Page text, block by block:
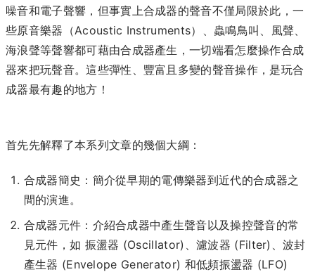
噪音和電子聲響，但事實上合成器的聲音不僅局限於此，一
些原音樂器（Acoustic Instruments）、蟲鳴鳥叫、風聲、
海浪聲等聲響都可藉由合成器產生，一切端看怎麼操作合成
器來把玩聲音。這些彈性、豐富且多變的聲音操作，是玩合
成器最有趣的地方！
首先先解釋了本系列文章的幾個大綱：
合成器簡史：簡介從早期的電傳樂器到近代的合成器之
間的演進。
合成器元件：介紹合成器中產生聲音以及操控聲音的常
見元件，如 振盪器 (Oscillator)、濾波器 (Filter)、波封
產生器 (Envelope Generator) 和低頻振盪器 (LFO)